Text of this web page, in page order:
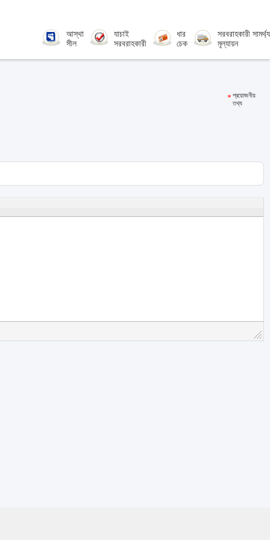
আস্থা
সীল
যাচাই
সরবরাহকারী
ধার
চেক
সরবরাহকারী সামর্থ্য
মূল্যায়ন
প্রয়োজনীয়
তথ্য